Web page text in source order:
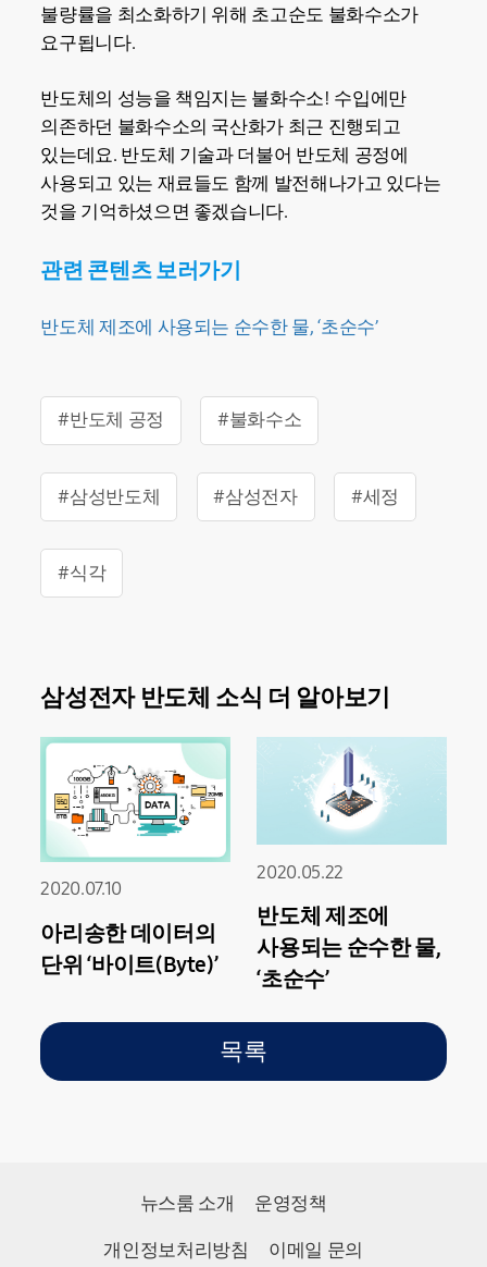
불량률을 최소화하기 위해 초고순도 불화수소가
요구됩니다.
반도체의 성능을 책임지는 불화수소! 수입에만
의존하던 불화수소의 국산화가 최근 진행되고
있는데요. 반도체 기술과 더불어 반도체 공정에
사용되고 있는 재료들도 함께 발전해나가고 있다는
것을 기억하셨으면 좋겠습니다.
관련 콘텐츠 보러가기
반도체 제조에 사용되는 순수한 물, ‘초순수’
#반도체 공정 #불화수소
#삼성반도체 #삼성전자 #세정
#식각
삼성전자 반도체 소식 더 알아보기
2020.07.10
아리송한 데이터의
단위 ‘바이트(Byte)’
2020.05.22
반도체 제조에
사용되는 순수한 물,
‘초순수’
목록
뉴스룸 소개 운영정책
개인정보처리방침 이메일 문의